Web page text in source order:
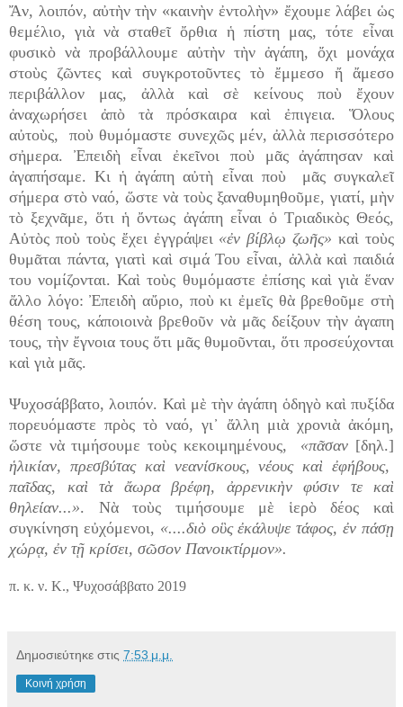
Ἄν, λοιπόν, αὐτὴν τὴν «καινὴν ἐντολὴν» ἔχουμε λάβει ὡς
θεμέλιο, γιὰ νὰ σταθεῖ ὄρθια ἡ πίστη μας, τότε εἶναι
φυσικὸ νὰ προβάλλουμε αὐτὴν τὴν ἀγάπη, ὄχι μονάχα
στοὺς ζῶντες καὶ συγκροτοῦντες τὸ ἔμμεσο ἤ ἄμεσο
περιβάλλον μας, ἀλλὰ καὶ σὲ κείνους ποὺ ἔχουν
ἀναχωρήσει ἀπὸ τὰ πρόσκαιρα καὶ ἐπιγεια. Ὅλους
αὐτοὺς, ποὺ θυμόμαστε συνεχῶς μέν, ἀλλὰ περισσότερο
σἠμερα. Ἐπειδὴ εἶναι ἐκεῖνοι ποὺ μᾶς ἀγάπησαν καὶ
ἀγαπήσαμε. Κι ἡ ἀγάπη αὐτὴ εἶναι ποὺ μᾶς συγκαλεῖ
σήμερα στὸ ναό, ὥστε νὰ τοὺς ξαναθυμηθοῦμε, γιατί, μὴν
τὸ ξεχνᾶμε, ὅτι ἡ ὄντως ἀγάπη εἶναι ὁ Τριαδικὸς Θεός,
Αὐτὸς ποὺ τοὺς ἔχει ἐγγράψει «ἐν βίβλῳ ζωῆς» καὶ τοὺς
θυμᾶται πάντα, γιατὶ καὶ σιμά Του εἶναι, ἀλλὰ καὶ παιδιά
του νομίζονται. Καὶ τοὺς θυμόμαστε ἐπίσης καὶ γιὰ ἕναν
ἄλλο λόγο: Ἐπειδὴ αὔριο, ποὺ κι ἐμεῖς θὰ βρεθοῦμε στὴ
θέση τους, κάποιοινὰ βρεθοῦν νὰ μᾶς δείξουν τὴν ἀγαπη
τους, τὴν ἔγνοια τους ὅτι μᾶς θυμοῦνται, ὅτι προσεύχονται
καὶ γιὰ μᾶς.
Ψυχοσάββατο, λοιπόν. Καὶ μὲ τὴν ἀγάπη ὁδηγὸ καὶ πυξίδα
πορευόμαστε πρὸς τὸ ναό, γι᾿ ἄλλη μιὰ χρονιὰ ἀκόμη,
ὥστε νὰ τιμήσουμε τοὺς κεκοιμημένους,
«πᾶσαν [δηλ.]
ἡλικίαν, πρεσβύτας καὶ νεανίσκους, νέους καὶ ἐφήβους,
παῖδας, καὶ τὰ ἄωρα βρέφη, ἀρρενικὴν φύσιν τε καὶ
θηλείαν...». Νὰ τοὺς τιμήσουμε μὲ ἱερὸ δέος καὶ
συγκίνηση εὐχόμενοι, «....διὸ οὓς ἐκάλυψε τάφος, ἐν πάσῃ
χώρᾳ, ἐν τῇ κρίσει, σῶσον Πανοικτίρμον».
π. κ. ν. Κ., Ψυχοσάββατο 2019
Δημοσιεύτηκε στις 7:53 μ.μ.
Κοινή χρήση